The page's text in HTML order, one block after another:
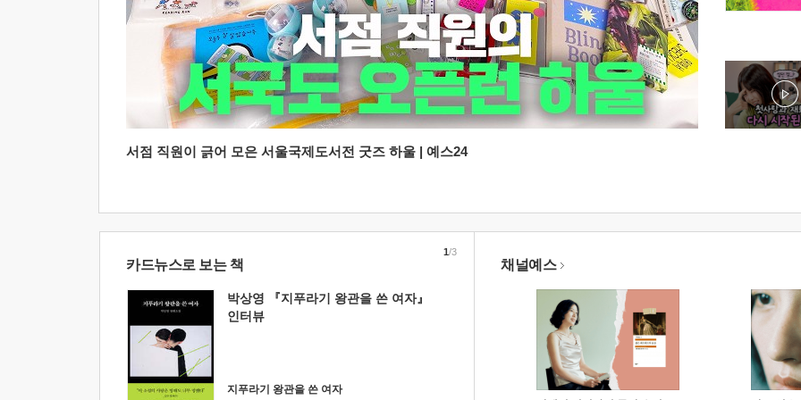
서점 직원이 긁어 모은 서울국제도서전 굿즈 하울 | 예스24
카드뉴스로 보는 책
박상영 『지푸라기 왕관을 쓴 여자』
인터뷰
지푸라기 왕관을 쓴 여자
1/3
채널예스